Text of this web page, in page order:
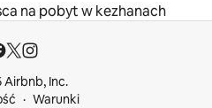
na pobyt w kezhanach
Inc.
Warunki